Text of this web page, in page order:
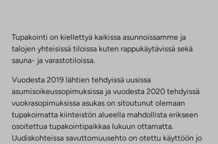
Tupakointi on kiellettyä kaikissa asunnoissamme ja
talojen yhteisissä tiloissa kuten rappukäytävissä sekä
sauna- ja varastotiloissa.
Vuodesta 2019 lähtien tehdyissä uusissa
asumisoikeussopimuksissa ja vuodesta 2020 tehdyissä
vuokrasopimuksissa asukas on sitoutunut olemaan
tupakoimatta kiinteistön alueella mahdollista erikseen
osoitettua tupakointipaikkaa lukuun ottamatta.
Uudiskohteissa savuttomuusehto on otettu käyttöön jo